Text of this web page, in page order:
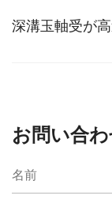
深溝玉軸受が
お問い合